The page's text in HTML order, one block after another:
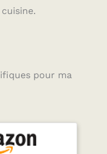
pour ma